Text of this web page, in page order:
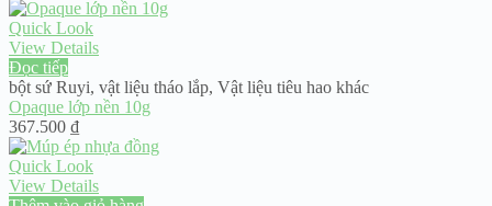
Quick Look
View Details
Đọc tiếp
bột sứ Ruyi, vật liệu tháo lắp, Vật liệu tiêu hao khác
Opaque lớp nền 10g
367.500 ₫
Quick Look
View Details